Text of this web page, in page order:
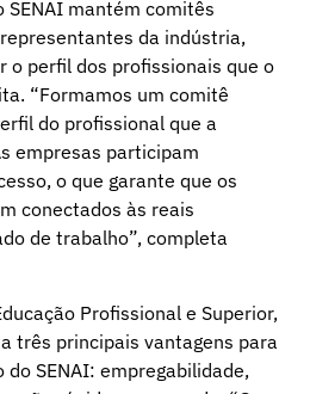
SENAI mantém comitês
da indústria,
o perfil dos profissionais que o
“Formamos um comitê
do profissional que a
empresas participam
o que garante que os
conectados às reais
de trabalho”, completa
Profissional e Superior,
três principais vantagens para
SENAI: empregabilidade,